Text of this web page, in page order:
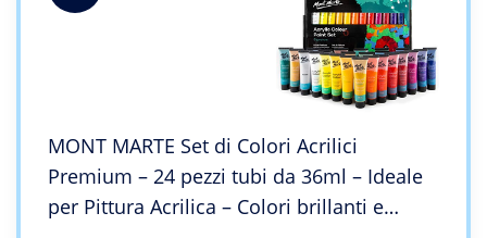
MONT MARTE Set di Colori Acrilici
Premium – 24 pezzi tubi da 36ml – Ideale
per Pittura Acrilica – Colori brillanti e